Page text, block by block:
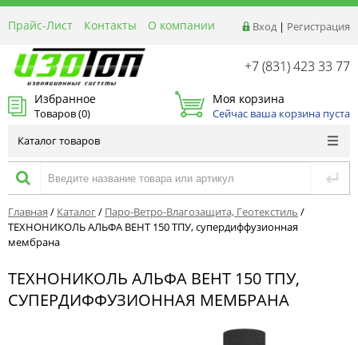
Вход | Регистрация
Прайс-Лист Контакты
О компании
Реквизиты
Доставка
Акции и Распродажи
Оптовым покупателям
+7 (831) 423 33 77
Избранное
Товаров (0)
Моя корзина
Сейчас ваша корзина пуста
Каталог товаров
Главная / Каталог/ Паро-Ветро-Влагозащита, Геотекстиль /
ТЕХНОНИКОЛЬ АЛЬФА ВЕНТ 150 ТПУ, супердиффузионная
мембрана
ТЕХНОНИКОЛЬ АЛЬФА ВЕНТ 150 ТПУ,
СУПЕРДИФФУЗИОННАЯ МЕМБРАНА